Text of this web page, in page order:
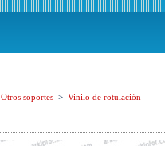
Otros soportes > Vinilo de rotulación